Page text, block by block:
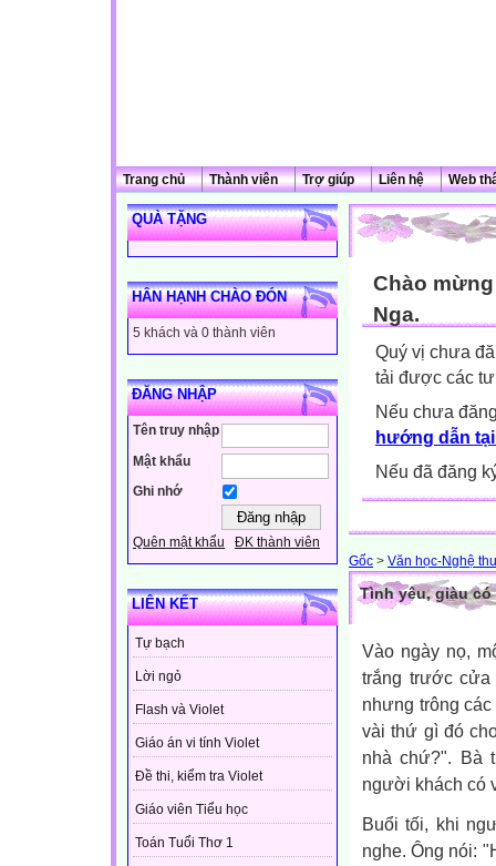
Trang chủ Thành viên Trợ giúp Liên hệ Web
QUÀ TẶNG
HÂN HẠNH CHÀO ĐÓN
5 khách và 0 thành viên
ĐĂNG NHẬP
Tên truy nhập
Mật khẩu
Ghi nhớ
Quên mật khẩu ĐK thành viên
LIÊN KẾT
Tự bạch
Lời ngỏ
Flash và Violet
Giáo án vi tính Violet
Đề thi, kiểm tra Violet
Giáo viên Tiểu học
Toán Tuổi Thơ 1
Chào
Nga.
Quý vị chưa
tải được các
Nếu chưa
hướng dẫn
Nếu đã đăng
Gốc > Văn học-Nghệ
Tình yêu, giàu
Vào ngày nọ,
trắng trước
nhưng trông
vài thứ gì đó
nhà chứ?". Bà
người khách có
Buổi tối, khi
nghe. Ông nói: